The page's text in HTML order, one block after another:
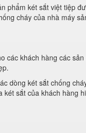
phẩm két sắt việt tiệp
cháy của nhà máy
các khách hàng các sản
dòng két sắt chống
sắt của khách hàng